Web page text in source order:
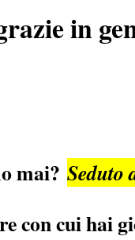
in
mai? Seduto
con cui hai